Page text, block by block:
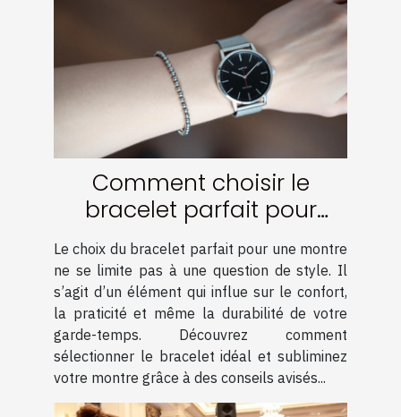
Comment choisir le
bracelet parfait pour
votre montre ?
Le choix du bracelet parfait pour une montre
ne se limite pas à une question de style. Il
s’agit d’un élément qui influe sur le confort,
la praticité et même la durabilité de votre
garde-temps. Découvrez comment
sélectionner le bracelet idéal et subliminez
votre montre grâce à des conseils avisés...